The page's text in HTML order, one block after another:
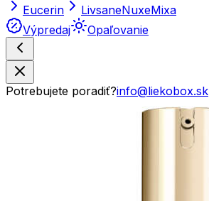
Eucerin
LivsaneNuxeMixa
Výpredaj
Opaľovanie
Potrebujete poradiť?info@liekobox.sk